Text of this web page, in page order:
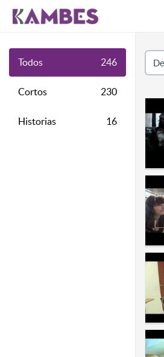
Todos 246
Cortos 230
Historias 16